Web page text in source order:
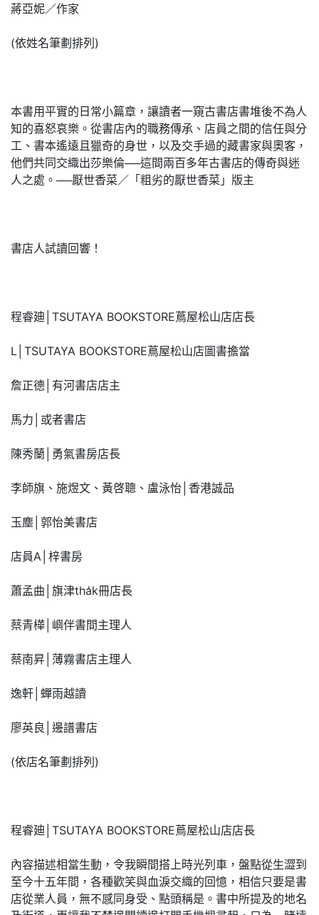
蔣亞妮／作家
(依姓名筆劃排列)
本書用平實的日常小篇章，讓讀者一窺古書店書堆後不為人
知的喜怒哀樂。從書店內的職務傳承、店員之間的信任與分
工、書本遙遠且獵奇的身世，以及交手過的藏書家與奧客，
他們共同交織出莎樂倫──這間兩百多年古書店的傳奇與迷
人之處。──厭世香菜／「粗劣的厭世香菜」版主
書店人試讀回響！
程睿廸│TSUTAYA BOOKSTORE蔦屋松山店店長
L│TSUTAYA BOOKSTORE蔦屋松山店圖書擔當
詹正德│有河書店店主
馬力│或者書店
陳秀蘭│勇氣書房店長
李師旗、施煜文、黃啓聰、盧泳怡│香港誠品
玉塵│郭怡美書店
店員A│梓書房
蕭孟曲│旗津tha̍k冊店長
蔡青樺│嶼伴書間主理人
蔡南昇│薄霧書店主理人
逸軒│蟬雨越讀
廖英良│邊譜書店
(依店名筆劃排列)
程睿廸│TSUTAYA BOOKSTORE蔦屋松山店店長
內容描述相當生動，令我瞬間搭上時光列車，盤點從生澀到
至今十五年間，各種歡笑與血淚交織的回憶，相信只要是書
店從業人員，無不感同身受、點頭稱是。書中所提及的地名